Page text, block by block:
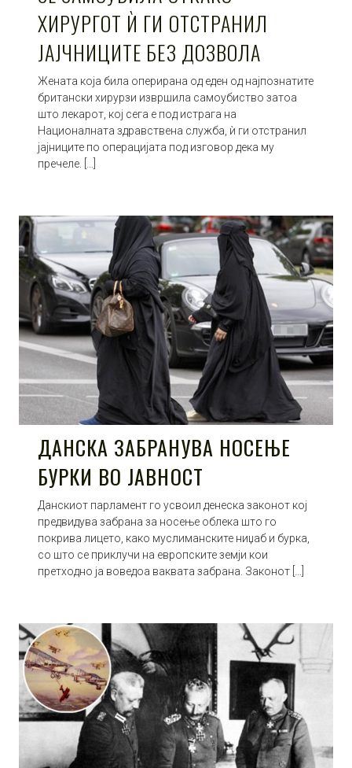
ХИРУРГОТ Ѝ ГИ ОТСТРАНИЛ
ЈАЈЧНИЦИТЕ БЕЗ ДОЗВОЛА
Жената која била оперирана од еден од најпознатите
британски хирурзи извршила самоубиство затоа
што лекарот, кој сега е под истрага на
Националната здравствена служба, ѝ ги отстранил
јајниците по операцијата под изговор дека му
пречеле. […]
ДАНСКА ЗАБРАНУВА НОСЕЊЕ
БУРКИ ВО ЈАВНОСТ
Данскиот парламент го усвоил денеска законот кој
предвидува забрана за носење облека што го
покрива лицето, како муслиманските ниџаб и бурка,
со што се приклучи на европските земји кои
претходно ја воведоа ваквата забрана. Законот […]